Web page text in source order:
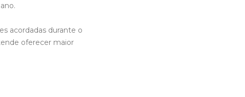
acordadas durante o
oferecer maior